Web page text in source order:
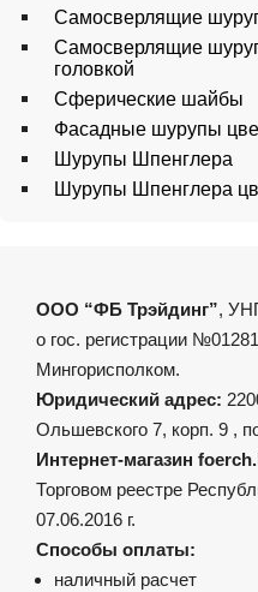
Самосверлящие
Самосверлящие
головкой
Сферические шайбы
Фасадные шурупы
Шурупы Шпенглера
Шурупы Шпенглера
ООО “ФБ Трэйдинг”,
о гос. регистрации
Мингорисполком.
Юридический адрес:
Ольшевского 7, корп. 9 ,
Интернет-магазин
Торговом реестре
07.06.2016 г.
Способы оплаты:
наличный расчет